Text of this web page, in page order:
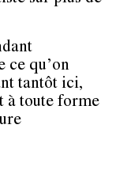
ce qu’on
tantôt ici,
à toute forme